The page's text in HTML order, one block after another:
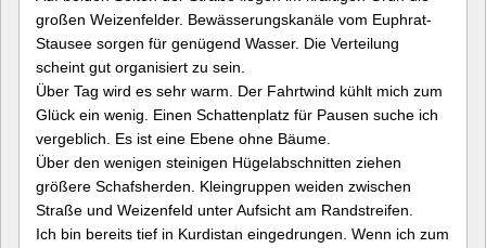
großen Weizenfelder. Bewässerungskanäle vom Euphrat-
Stausee sorgen für genügend Wasser. Die Verteilung
scheint gut organisiert zu sein.
Über Tag wird es sehr warm. Der Fahrtwind kühlt mich zum
Glück ein wenig. Einen Schattenplatz für Pausen suche ich
vergeblich. Es ist eine Ebene ohne Bäume.
Über den wenigen steinigen Hügelabschnitten ziehen
größere Schafsherden. Kleingruppen weiden zwischen
Straße und Weizenfeld unter Aufsicht am Randstreifen.
Ich bin bereits tief in Kurdistan eingedrungen. Wenn ich zum